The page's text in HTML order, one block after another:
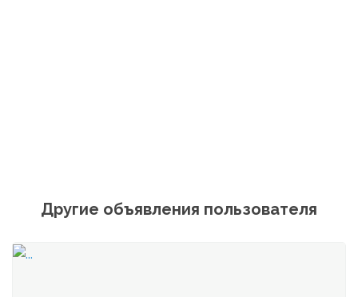
Другие объявления пользователя